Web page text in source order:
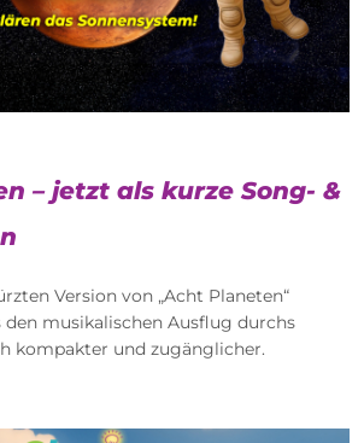
– jetzt als kurze Song- &
Version von „Acht Planeten“
den musikalischen Ausflug durchs
kompakter und zugänglicher.